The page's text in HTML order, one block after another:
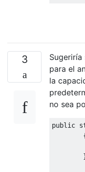
3
para el
la
no sea
public